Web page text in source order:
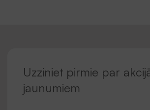
Uzziniet pirmie par
jaunumiem